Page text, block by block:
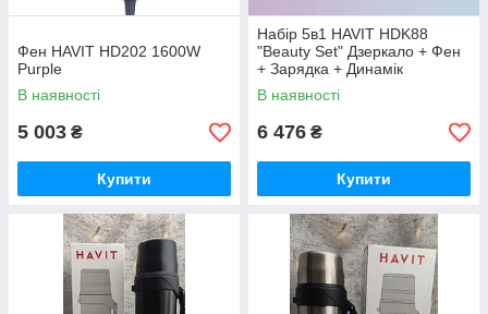
Фен HAVIT HD202 1600W
Purple
В наявності
5 003 ₴
Купити
Набір 5в1 HAVIT HDK88
"Beauty Set" Дзеркало + Фен
+ Зарядка + Динамік
В наявності
6 476 ₴
Купити